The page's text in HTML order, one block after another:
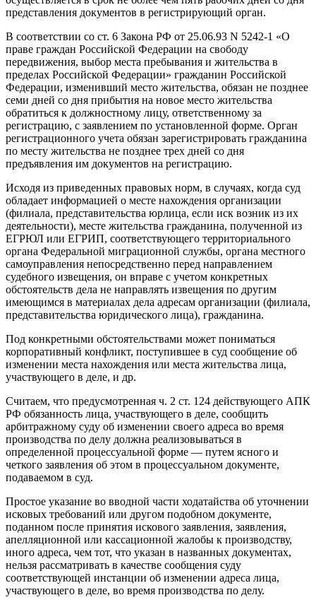
представления документов в регистрирующий орган.
В соответствии со ст. 6 Закона РФ от 25.06.93 N 5242-1 «О
праве граждан Российской Федерации на свободу
передвижения, выбор места пребывания и жительства в
пределах Российской Федерации» гражданин Российской
Федерации, изменивший место жительства, обязан не позднее
семи дней со дня прибытия на новое место жительства
обратиться к должностному лицу, ответственному за
регистрацию, с заявлением по установленной форме. Орган
регистрационного учета обязан зарегистрировать гражданина
по месту жительства не позднее трех дней со дня
предъявления им документов на регистрацию.
Исходя из приведенных правовых норм, в случаях, когда суд
обладает информацией о месте нахождения организации
(филиала, представительства юрлица, если иск возник из их
деятельности), месте жительства гражданина, полученной из
ЕГРЮЛ или ЕГРИП, соответствующего территориального
органа Федеральной миграционной службы, органа местного
самоуправления непосредственно перед направлением
судебного извещения, он вправе с учетом конкретных
обстоятельств дела не направлять извещения по другим
имеющимся в материалах дела адресам организации (филиала,
представительства юридического лица), гражданина.
Под конкретными обстоятельствами может пониматься
корпоративный конфликт, поступившее в суд сообщение об
изменении места нахождения или места жительства лица,
участвующего в деле, и др.
Считаем, что предусмотренная ч. 2 ст. 124 действующего АПК
РФ обязанность лица, участвующего в деле, сообщить
арбитражному суду об изменении своего адреса во время
производства по делу должна реализовываться в
определенной процессуальной форме — путем ясного и
четкого заявления об этом в процессуальном документе,
подаваемом в суд.
Простое указание во вводной части ходатайства об уточнении
исковых требований или другом подобном документе,
поданном после принятия искового заявления, заявления,
апелляционной или кассационной жалобы к производству,
иного адреса, чем тот, что указан в названных документах,
нельзя рассматривать в качестве сообщения суду
соответствующей инстанции об изменении адреса лица,
участвующего в деле, во время производства по делу.